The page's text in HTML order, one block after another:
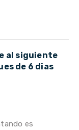
al siguiente
de 6 dias
es